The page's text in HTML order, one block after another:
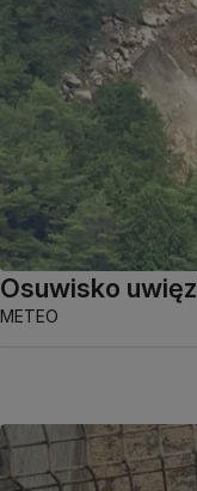
Osuwisko
METEO